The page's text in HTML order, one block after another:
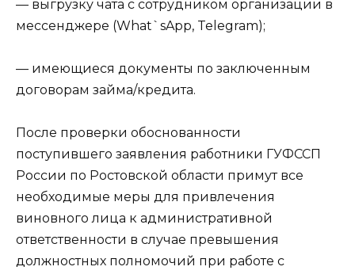
— выгрузку чата с сотрудником организации в
мессенджере (What`sApp, Telegram);
— имеющиеся документы по заключенным
договорам займа/кредита.
После проверки обоснованности
поступившего заявления работники ГУФССП
России по Ростовской области примут все
необходимые меры для привлечения
виновного лица к административной
ответственности в случае превышения
должностных полномочий при работе с